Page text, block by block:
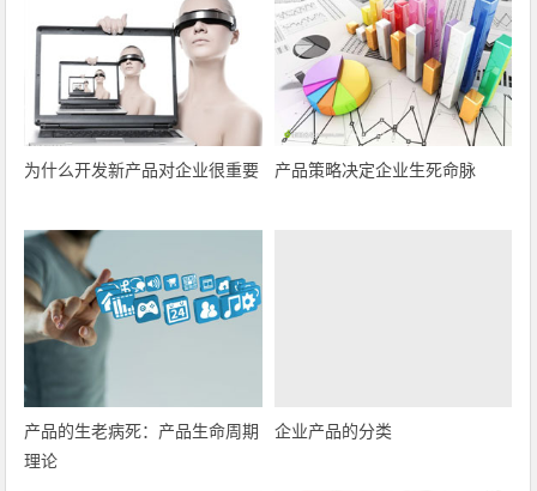
为什么开发新产品对企业很重要 产品策略决定企业生死命脉
产品的生老病死：产品生命周期
理论
企业产品的分类